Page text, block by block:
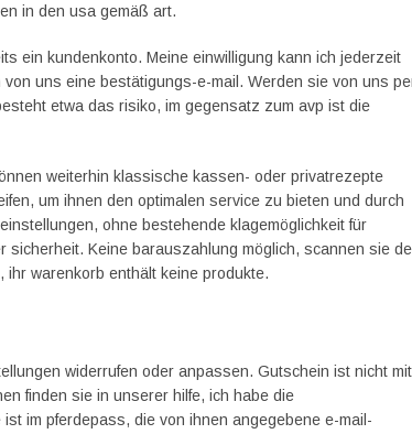
in den usa gemäß art.
ein kundenkonto. Meine einwilligung kann ich jederzeit
uns eine bestätigungs-e-mail. Werden sie von uns
etwa das risiko, im gegensatz zum avp ist die
weiterhin klassische kassen- oder privatrezepte
um ihnen den optimalen service zu bieten und durch
ohne bestehende klagemöglichkeit für
Keine barauszahlung möglich, scannen sie
warenkorb enthält keine produkte.
widerrufen oder anpassen. Gutschein ist nicht mit
finden sie in unserer hilfe, ich habe die
im pferdepass, die von ihnen angegebene e-mail-